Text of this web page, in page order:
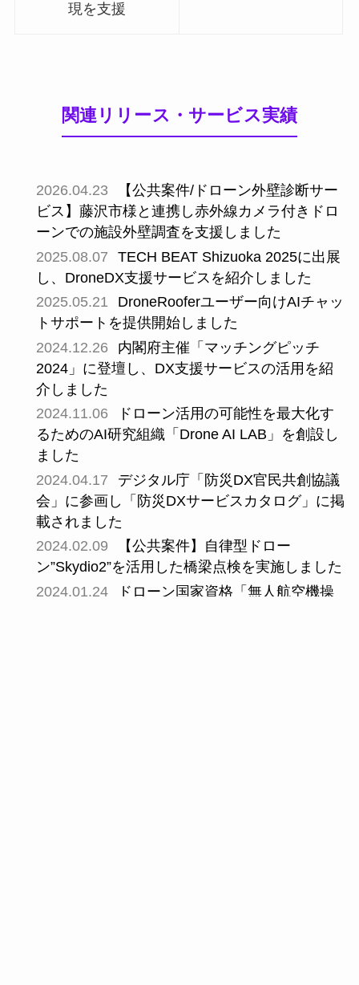
現を支援
関連リリース・サービス実績
2026.04.23
【公共案件/ドローン外壁診断サー
ビス】藤沢市様と連携し赤外線カメラ付きドロ
ーンでの施設外壁調査を支援しました
2025.08.07
TECH BEAT Shizuoka 2025に出展
し、DroneDX支援サービスを紹介しました
2025.05.21
DroneRooferユーザー向けAIチャッ
トサポートを提供開始しました
2024.12.26
内閣府主催「マッチングピッチ
2024」に登壇し、DX支援サービスの活用を紹
介しました
2024.11.06
ドローン活用の可能性を最大化す
るためのAI研究組織「Drone AI LAB」を創設し
ました
2024.04.17
デジタル庁「防災DX官民共創協議
会」に参画し「防災DXサービスカタログ」に掲
載されました
2024.02.09
【公共案件】自律型ドロー
ン”Skydio2”を活用した橋梁点検を実施しました
2024.01.24
ドローン国家資格「無人航空機操